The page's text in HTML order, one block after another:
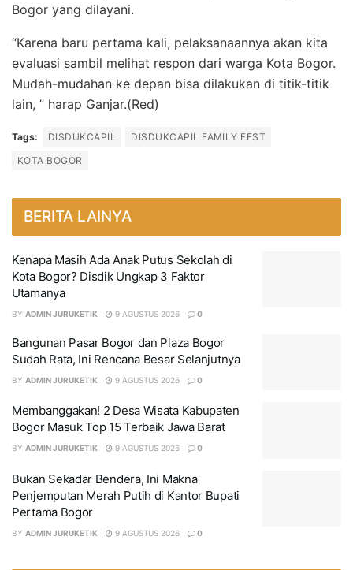
Bogor yang dilayani.
“Karena baru pertama kali, pelaksanaannya akan kita
evaluasi sambil melihat respon dari warga Kota Bogor.
Mudah-mudahan ke depan bisa dilakukan di titik-titik
lain, ” harap Ganjar.(Red)
Tags: DISDUKCAPIL
DISDUKCAPIL FAMILY FEST
KOTA BOGOR
BERITA LAINYA
Kenapa Masih Ada Anak Putus Sekolah di
Kota Bogor? Disdik Ungkap 3 Faktor
Utamanya
BY ADMIN JURUKETIK 9 AGUSTUS 2026 0
Bangunan Pasar Bogor dan Plaza Bogor
Sudah Rata, Ini Rencana Besar Selanjutnya
BY ADMIN JURUKETIK 9 AGUSTUS 2026 0
Membanggakan! 2 Desa Wisata Kabupaten
Bogor Masuk Top 15 Terbaik Jawa Barat
BY ADMIN JURUKETIK 9 AGUSTUS 2026 0
Bukan Sekadar Bendera, Ini Makna
Penjemputan Merah Putih di Kantor Bupati
Pertama Bogor
BY ADMIN JURUKETIK 9 AGUSTUS 2026 0